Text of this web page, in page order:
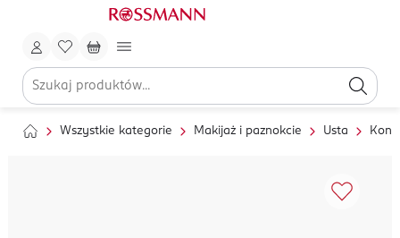
Wszystkie kategorie Makijaż i paznokcie Usta